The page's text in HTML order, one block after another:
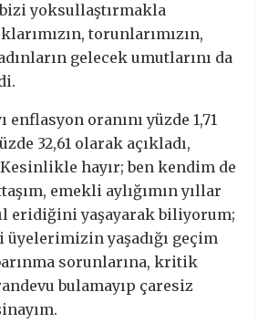
yoksullaştırmakla
torunlarımızın,
gelecek umutlarını da
enflasyon oranını yüzde 1,71
32,61 olarak açıkladı,
Kesinlikle hayır; ben kendim de
emekli aylığımın yıllar
eridiğini yaşayarak biliyorum;
üyelerimizin yaşadığı geçim
sorunlarına, kritik
bulamayıp çaresiz